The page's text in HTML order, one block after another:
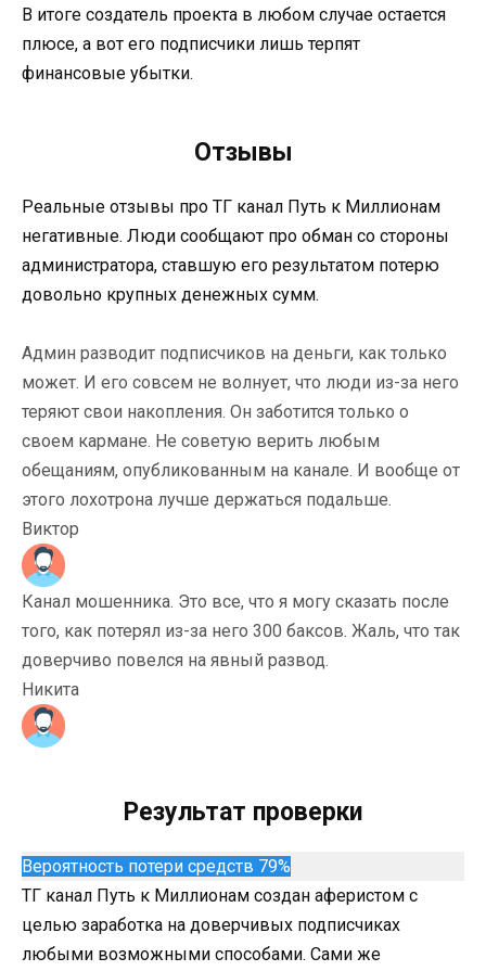
В итоге создатель проекта в любом случае остается
плюсе, а вот его подписчики лишь терпят
финансовые убытки.
Отзывы
Реальные отзывы про ТГ канал Путь к Миллионам
негативные. Люди сообщают про обман со стороны
администратора, ставшую его результатом потерю
довольно крупных денежных сумм.
Админ разводит подписчиков на деньги, как только
может. И его совсем не волнует, что люди из-за него
теряют свои накопления. Он заботится только о
своем кармане. Не советую верить любым
обещаниям, опубликованным на канале. И вообще от
этого лохотрона лучше держаться подальше.
Виктор
Канал мошенника. Это все, что я могу сказать после
того, как потерял из-за него 300 баксов. Жаль, что так
доверчиво повелся на явный развод.
Никита
Результат проверки
Вероятность потери средств 79%
ТГ канал Путь к Миллионам создан аферистом с
целью заработка на доверчивых подписчиках
любыми возможными способами. Сами же